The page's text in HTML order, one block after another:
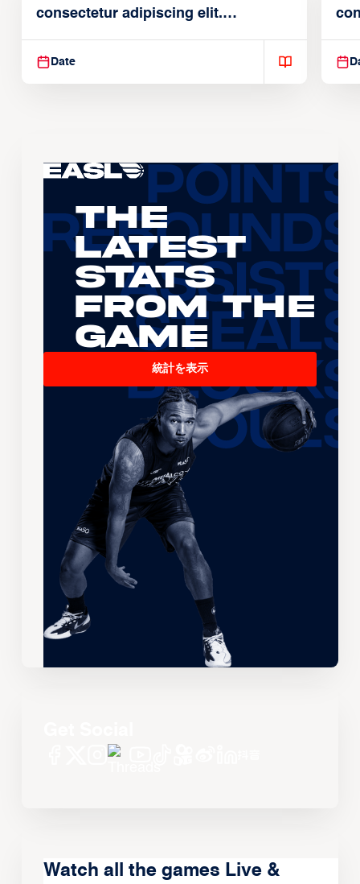
consectetur adipiscing elit.
Suspendisse varius enim in
Date
The
Latest
Stats
From the
Game
統計を表示
Watch all the games Live &